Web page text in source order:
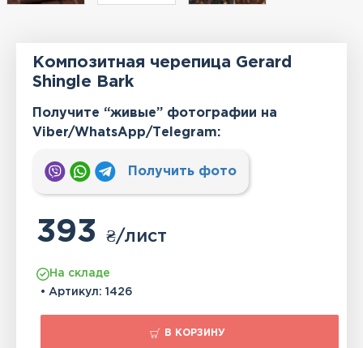
Композитная черепица Gerard
Shingle Bark
Получите “живые” фотографии на
Viber/WhatsApp/Тelegram:
Получить фото
393₴/лист
На складе
• Артикул: 1426
В КОРЗИНУ